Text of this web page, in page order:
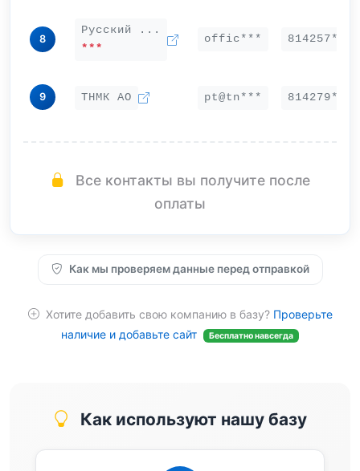
8
Русский ...
***
offic*** 814257***
9 ТНМК АО pt@tn*** 814279***
Все контакты вы получите после
оплаты
Как мы проверяем данные перед отправкой
Хотите добавить свою компанию в базу? Проверьте
наличие и добавьте сайт
Бесплатно навсегда
Как используют нашу базу